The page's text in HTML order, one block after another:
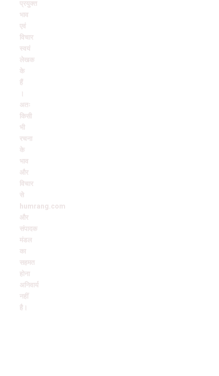
प्रयुक्त
भाव
एवं
विचार
स्वयं
लेखक
के
हैं
अतः
किसी
भी
रचना
के
भाव
और
विचार
से
humrang.com
और
संपादक
मंडल
का
सहमत
होना
अनिवार्य
नहीं
है।